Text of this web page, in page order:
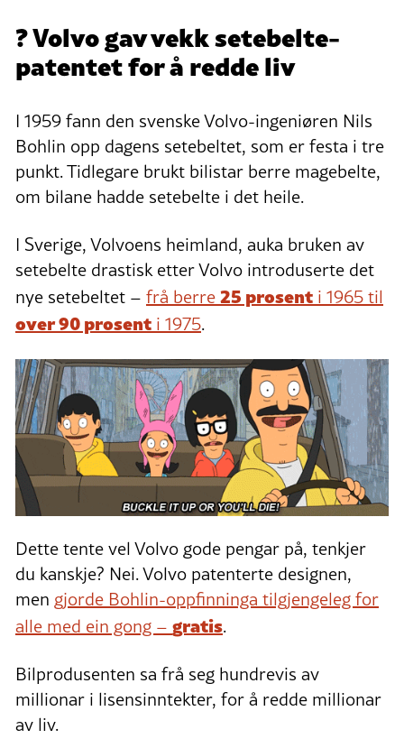
? Volvo gav vekk setebelte-
patentet for å redde liv
I 1959 fann den svenske Volvo-ingeniøren Nils
Bohlin opp dagens setebeltet, som er festa i tre
punkt. Tidlegare brukt bilistar berre magebelte,
om bilane hadde setebelte i det heile.
I Sverige, Volvoens heimland, auka bruken av
setebelte drastisk etter Volvo introduserte det
nye setebeltet – frå berre25 prosent i 1965 til
over 90 prosent i 1975.
Dette tente vel Volvo gode pengar på, tenkjer
du kanskje? Nei. Volvo patenterte designen,
men gjorde Bohlin-oppfinninga tilgjengeleg for
alle med ein gong – gratis.
Bilprodusenten sa frå seg hundrevis av
millionar i lisensinntekter, for å redde millionar
av liv.